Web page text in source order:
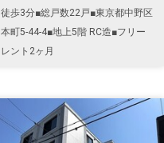
徒歩3分■総戸数22戸■東京都中野区
本町5-44-4■地上5階 RC造■フリー
レント2ヶ月